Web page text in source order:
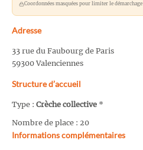
Coordonnées masquées pour limiter le démarchage
Adresse
33 rue du Faubourg de Paris
59300 Valenciennes
Structure d’accueil
Type : Crèche collective *
Nombre de place : 20
Informations complémentaires